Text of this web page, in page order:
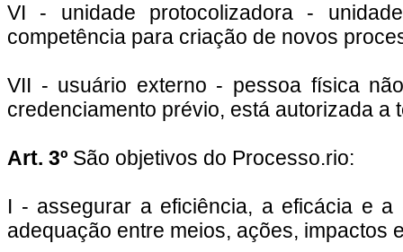
VI - unidade protocolizadora -
competência para criação de novos
VII - usuário externo - pessoa física
credenciamento prévio, está autorizada a
Art. 3º São objetivos do Processo.rio:
I - assegurar a eficiência, a eficácia e
adequação entre meios, ações, impactos